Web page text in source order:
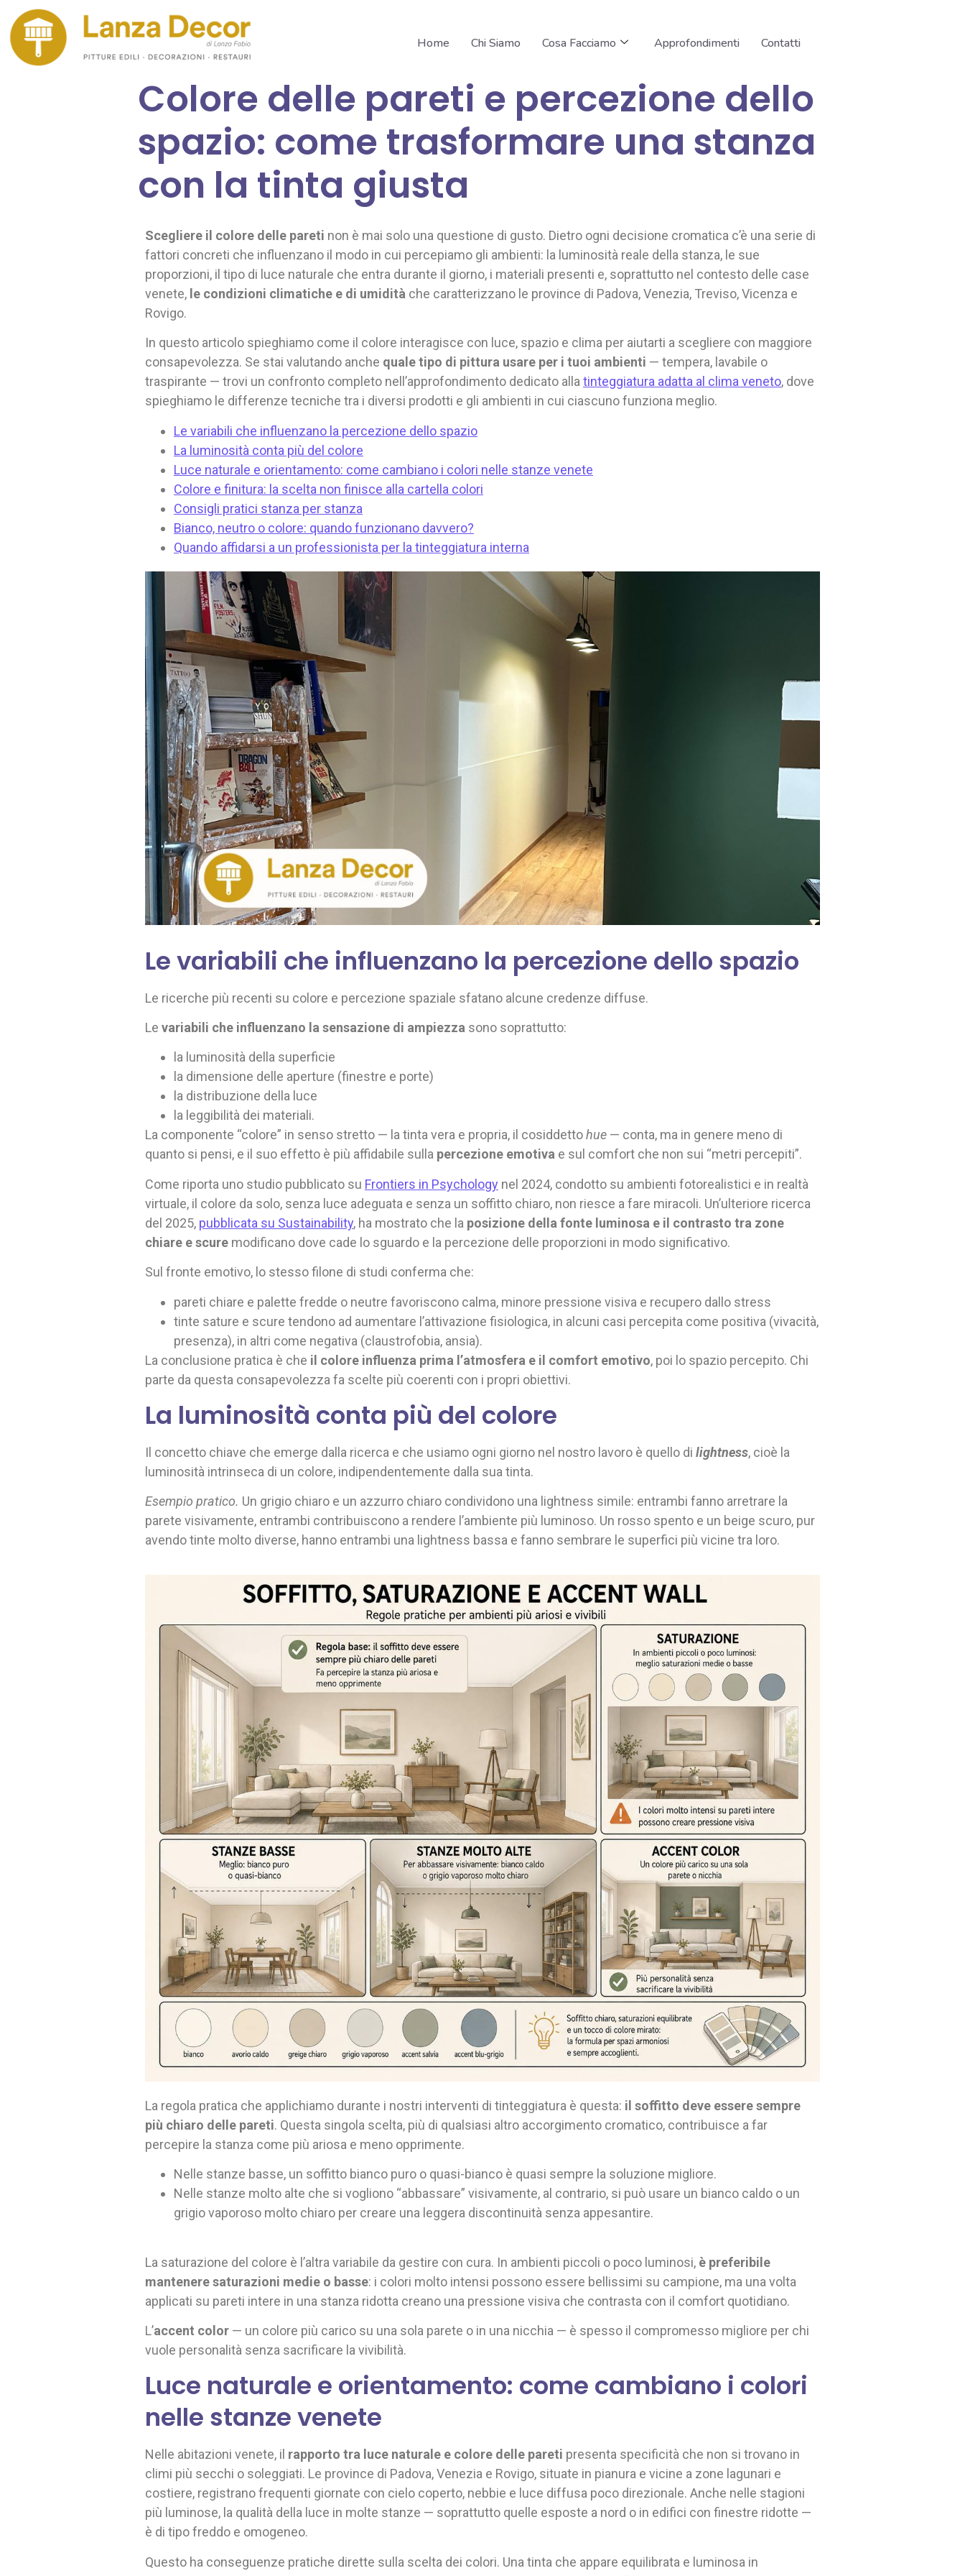
Home Chi Siamo Cosa Facciamo Approfondimenti Contatti
Colore delle pareti e percezione dello
spazio: come trasformare una stanza
con la tinta giusta
Scegliere il colore delle pareti non è mai solo una questione di gusto. Dietro ogni decisione cromatica c’è una serie di
fattori concreti che influenzano il modo in cui percepiamo gli ambienti: la luminosità reale della stanza, le sue
proporzioni, il tipo di luce naturale che entra durante il giorno, i materiali presenti e, soprattutto nel contesto delle case
venete, le condizioni climatiche e di umidità che caratterizzano le province di Padova, Venezia, Treviso, Vicenza e
Rovigo.
In questo articolo spieghiamo come il colore interagisce con luce, spazio e clima per aiutarti a scegliere con maggiore
consapevolezza. Se stai valutando anche quale tipo di pittura usare per i tuoi ambienti — tempera, lavabile o
traspirante — trovi un confronto completo nell’approfondimento dedicato allatinteggiatura adatta al clima veneto, dove
spieghiamo le differenze tecniche tra i diversi prodotti e gli ambienti in cui ciascuno funziona meglio.
Le variabili che influenzano la percezione dello spazio
La luminosità conta più del colore
Luce naturale e orientamento: come cambiano i colori nelle stanze venete
Colore e finitura: la scelta non finisce alla cartella colori
Consigli pratici stanza per stanza
Bianco, neutro o colore: quando funzionano davvero?
Quando affidarsi a un professionista per la tinteggiatura interna
Le variabili che influenzano la percezione dello spazio
Le ricerche più recenti su colore e percezione spaziale sfatano alcune credenze diffuse.
Le variabili che influenzano la sensazione di ampiezza sono soprattutto:
la luminosità della superficie
la dimensione delle aperture (finestre e porte)
la distribuzione della luce
la leggibilità dei materiali.
La componente “colore” in senso stretto — la tinta vera e propria, il cosiddettohue — conta, ma in genere meno di
quanto si pensi, e il suo effetto è più affidabile sulla percezione emotiva e sul comfort che non sui “metri percepiti”.
Come riporta uno studio pubblicato su Frontiers in Psychology nel 2024, condotto su ambienti fotorealistici e in realtà
virtuale, il colore da solo, senza luce adeguata e senza un soffitto chiaro, non riesce a fare miracoli. Un’ulteriore ricerca
del 2025, pubblicata su Sustainability, ha mostrato che la posizione della fonte luminosa e il contrasto tra zone
chiare e scure modificano dove cade lo sguardo e la percezione delle proporzioni in modo significativo.
Sul fronte emotivo, lo stesso filone di studi conferma che:
pareti chiare e palette fredde o neutre favoriscono calma, minore pressione visiva e recupero dallo stress
tinte sature e scure tendono ad aumentare l’attivazione fisiologica, in alcuni casi percepita come positiva (vivacità,
presenza), in altri come negativa (claustrofobia, ansia).
La conclusione pratica è che il colore influenza prima l’atmosfera e il comfort emotivo, poi lo spazio percepito. Chi
parte da questa consapevolezza fa scelte più coerenti con i propri obiettivi.
La luminosità conta più del colore
Il concetto chiave che emerge dalla ricerca e che usiamo ogni giorno nel nostro lavoro è quello di lightness, cioè la
luminosità intrinseca di un colore, indipendentemente dalla sua tinta.
Esempio pratico. Un grigio chiaro e un azzurro chiaro condividono una lightness simile: entrambi fanno arretrare la
parete visivamente, entrambi contribuiscono a rendere l’ambiente più luminoso. Un rosso spento e un beige scuro, pur
avendo tinte molto diverse, hanno entrambi una lightness bassa e fanno sembrare le superfici più vicine tra loro.
La regola pratica che applichiamo durante i nostri interventi di tinteggiatura è questa: il soffitto deve essere sempre
più chiaro delle pareti. Questa singola scelta, più di qualsiasi altro accorgimento cromatico, contribuisce a far
percepire la stanza come più ariosa e meno opprimente.
Nelle stanze basse, un soffitto bianco puro o quasi-bianco è quasi sempre la soluzione migliore.
Nelle stanze molto alte che si vogliono “abbassare” visivamente, al contrario, si può usare un bianco caldo o un
grigio vaporoso molto chiaro per creare una leggera discontinuità senza appesantire.
La saturazione del colore è l’altra variabile da gestire con cura. In ambienti piccoli o poco luminosi, è preferibile
mantenere saturazioni medie o basse: i colori molto intensi possono essere bellissimi su campione, ma una volta
applicati su pareti intere in una stanza ridotta creano una pressione visiva che contrasta con il comfort quotidiano.
L’accent color — un colore più carico su una sola parete o in una nicchia — è spesso il compromesso migliore per chi
vuole personalità senza sacrificare la vivibilità.
Luce naturale e orientamento: come cambiano i colori
nelle stanze venete
Nelle abitazioni venete, il rapporto tra luce naturale e colore delle pareti presenta specificità che non si trovano in
climi più secchi o soleggiati. Le province di Padova, Venezia e Rovigo, situate in pianura e vicine a zone lagunari e
costiere, registrano frequenti giornate con cielo coperto, nebbie e luce diffusa poco direzionale. Anche nelle stagioni
più luminose, la qualità della luce in molte stanze — soprattutto quelle esposte a nord o in edifici con finestre ridotte —
è di tipo freddo e omogeneo.
Questo ha conseguenze pratiche dirette sulla scelta dei colori. Una tinta che appare equilibrata e luminosa in